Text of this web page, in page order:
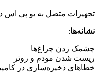
تجهیزات متصل به یو پی اس
نشانه‌ها:
چشمک زدن چراغ‌ها
ریست شدن مودم و روتر
خطاهای ذخیره‌سازی در